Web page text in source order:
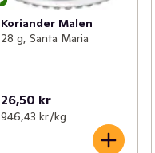
Koriander Malen
28 g, Santa Maria
26,50 kr
946,43 kr /kg